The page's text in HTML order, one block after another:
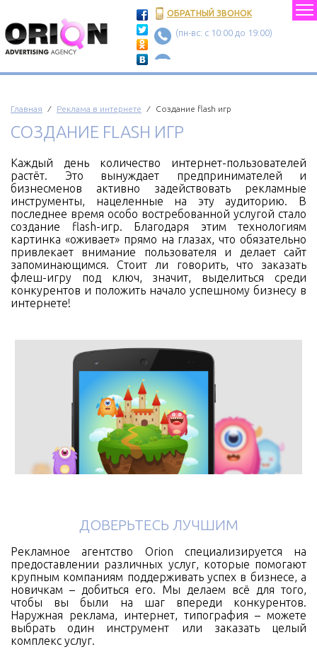
ОБРАТНЫЙ ЗВОНОК
(пн-вс: c 10:00 до 19:00)
Главная ⁄ Реклама в интернете ⁄ Создание flash игр
СОЗДАНИЕ FLASH ИГР
Каждый день количество интернет-пользователей
растёт. Это вынуждает предпринимателей и
бизнесменов активно задействовать рекламные
инструменты, нацеленные на эту аудиторию. В
последнее время особо востребованной услугой стало
создание flash-игр. Благодаря этим технологиям
картинка «оживает» прямо на глазах, что обязательно
привлекает внимание пользователя и делает сайт
запоминающимся. Стоит ли говорить, что заказать
флеш-игру под ключ, значит, выделиться среди
конкурентов и положить начало успешному бизнесу в
интернете!
ДОВЕРЬТЕСЬ ЛУЧШИМ
Рекламное агентство Orion специализируется на
предоставлении различных услуг, которые помогают
крупным компаниям поддерживать успех в бизнесе, а
новичкам – добиться его. Мы делаем всё для того,
чтобы вы были на шаг впереди конкурентов.
Наружная реклама, интернет, типография – можете
выбрать один инструмент или заказать целый
комплекс услуг.